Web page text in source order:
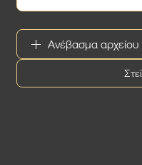
Ανέβασμα αρχείου